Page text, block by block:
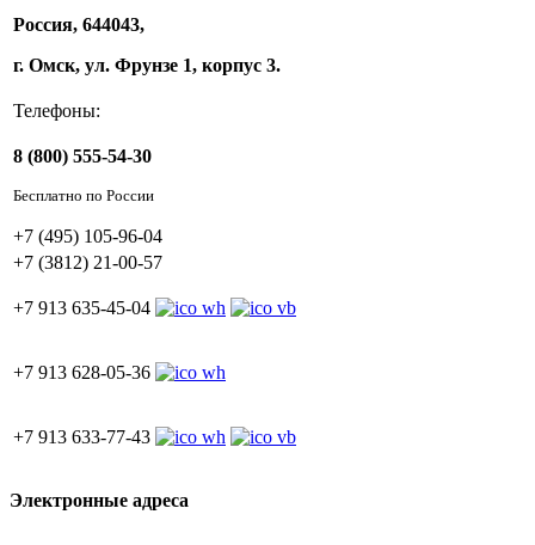
Россия, 644043,
г. Омск, ул. Фрунзе 1, корпус 3.
Телефоны:
8 (800) 555-54-30
Бесплатно по России
+7 (495) 105-96-04
+7 (3812) 21-00-57
+7 913 635-45-04
+7 913 628-05-36
+7 913 633-77-43
Электронные адреса